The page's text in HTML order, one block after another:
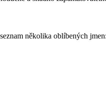
několika oblíbených jmen: